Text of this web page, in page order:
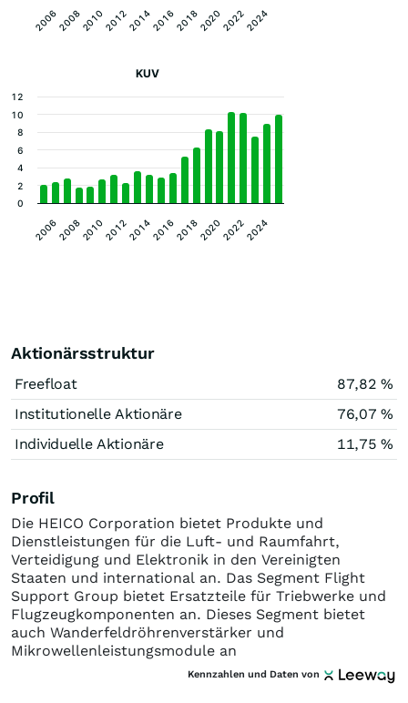
2006200820102012201420162018202020222024
KUV
2006200820102012201420162018202020222024
0
2
4
6
8
10
12
Aktionärsstruktur
Freefloat
87,82 %
Institutionelle Aktionäre
76,07 %
Individuelle Aktionäre
11,75 %
Profil
Die HEICO Corporation bietet Produkte und
Dienstleistungen für die Luft- und Raumfahrt,
Verteidigung und Elektronik in den Vereinigten
Staaten und international an. Das Segment Flight
Support Group bietet Ersatzteile für Triebwerke und
Flugzeugkomponenten an. Dieses Segment bietet
auch Wanderfeldröhrenverstärker und
Mikrowellenleistungsmodule an
Kennzahlen und Daten von